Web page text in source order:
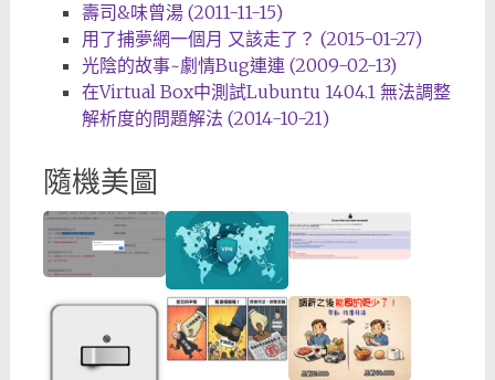
壽司&味曾湯 (2011-11-15)
用了捕夢網一個月 又該走了？ (2015-01-27)
光陰的故事~劇情Bug連連 (2009-02-13)
在Virtual Box中測試Lubuntu 1404.1 無法調整
解析度的問題解法 (2014-10-21)
隨機美圖